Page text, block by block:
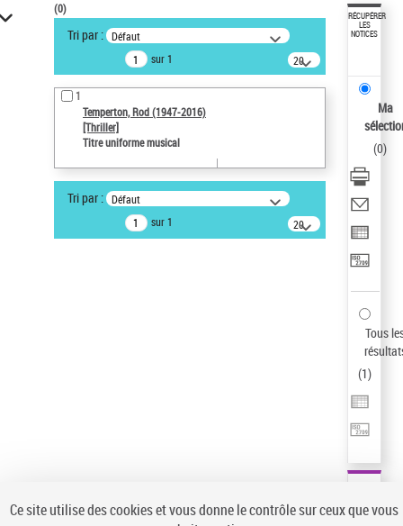
VOTRE RECHERCHE
Recherche avancée dans les
notices d’autorité
Œuvres liées à l'auteur :
Temperton, Rod (1947-2016)
Type de notice d'autorité
(0)
Tri par : Défaut
sur 1
20
résultats/page
1
Temperton, Rod (1947-2016)
[Thriller]
Titre uniforme musical
Tri par : Défaut
sur 1
20
résultats/page
RÉCUPÉRER
LES
NOTICES
Ma
(0)
Tous
(1)
Ce site utilise des cookies et vous donne le contrôle sur ceux que vous